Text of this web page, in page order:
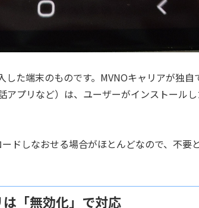
た端末のものです。MVNOキャリアが独
プリなど）は、ユーザーがインストール
ドしなおせる場合がほとんどなので、不要
「無効化」で対応